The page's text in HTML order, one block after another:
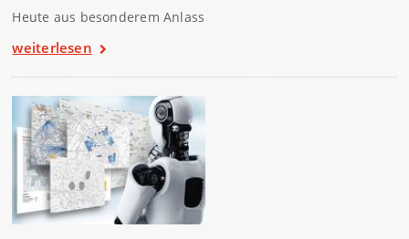
Heute aus besonderem Anlass
weiterlesen